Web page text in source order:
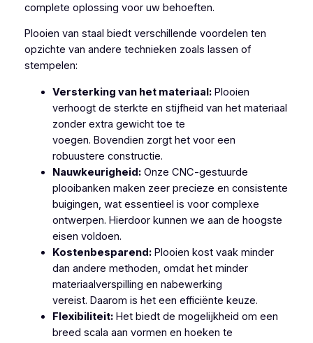
complete oplossing voor uw behoeften.
Plooien van staal biedt verschillende voordelen ten
opzichte van andere technieken zoals lassen of
stempelen:
Versterking van het materiaal:Plooien
verhoogt de sterkte en stijfheid van het materiaal
zonder extra gewicht toe te
voegen. Bovendien zorgt het voor een
robuustere constructie.
Nauwkeurigheid:Onze CNC-gestuurde
plooibanken maken zeer precieze en consistente
buigingen, wat essentieel is voor complexe
ontwerpen. Hierdoor kunnen we aan de hoogste
eisen voldoen.
Kostenbesparend:Plooien kost vaak minder
dan andere methoden, omdat het minder
materiaalverspilling en nabewerking
vereist. Daarom is het een efficiënte keuze.
Flexibiliteit:Het biedt de mogelijkheid om een
breed scala aan vormen en hoeken te